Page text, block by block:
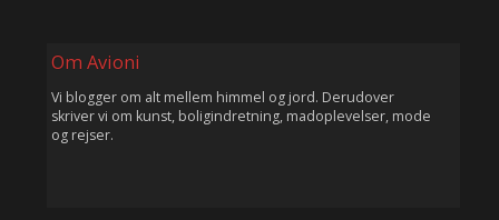
Om Avioni
Vi blogger om alt mellem himmel og jord. Derudover
skriver vi om kunst, boligindretning, madoplevelser, mode
og rejser.